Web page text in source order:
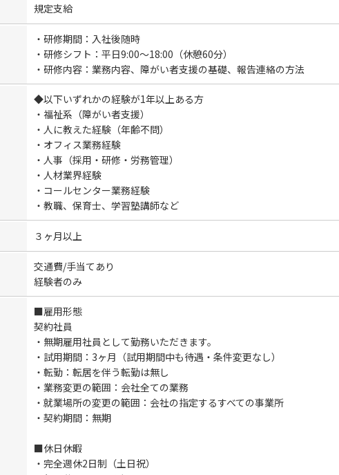
規定支給
・研修期間：入社後随時
・研修シフト：平日9:00～18:00（休憩60分）
・研修内容：業務内容、障がい者支援の基礎、報告連絡の方法
◆以下いずれかの経験が1年以上ある方
・福祉系（障がい者支援）
・人に教えた経験（年齢不問）
・オフィス業務経験
・人事（採用・研修・労務管理）
・人材業界経験
・コールセンター業務経験
・教職、保育士、学習塾講師など
３ヶ月以上
交通費/手当てあり
経験者のみ
■雇用形態
契約社員
・無期雇用社員として勤務いただきます。
・試用期間：3ヶ月（試用期間中も待遇・条件変更なし）
・転勤：転居を伴う転勤は無し
・業務変更の範囲：会社全ての業務
・就業場所の変更の範囲：会社の指定するすべての事業所
・契約期間：無期
■休日休暇
・完全週休2日制（土日祝）